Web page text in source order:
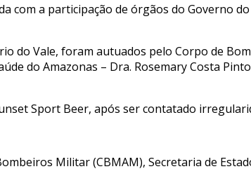
com a participação de órgãos do Governo
do Vale, foram autuados pelo Corpo de
do Amazonas – Dra. Rosemary Costa Pinto
Sport Beer, após ser contatado
Militar (CBMAM), Secretaria de